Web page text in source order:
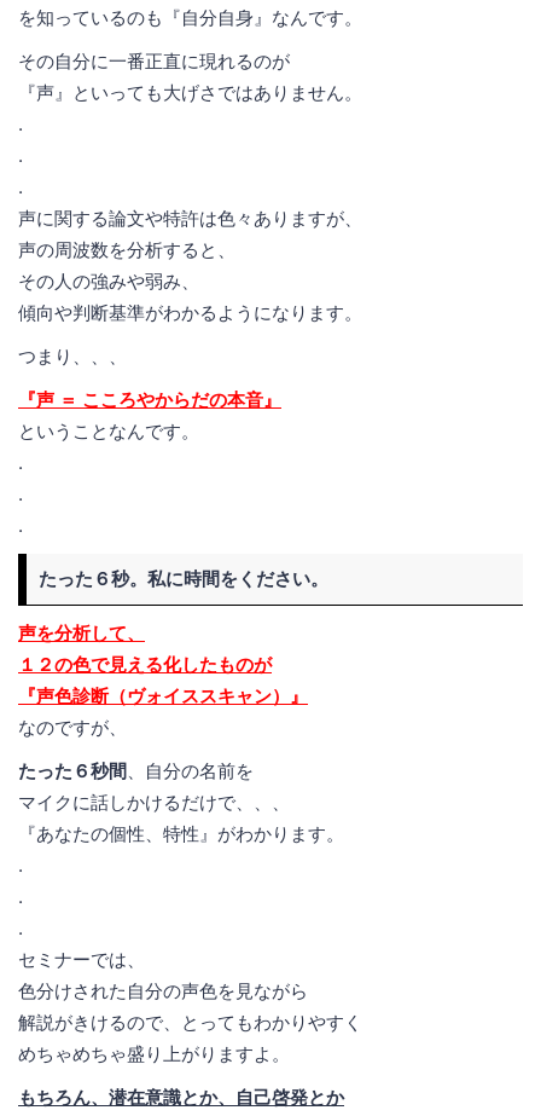
を知っているのも『自分自身』なんです。
その自分に一番正直に現れるのが
『声』といっても大げさではありません。
.
.
.
声に関する論文や特許は色々ありますが、
声の周波数を分析すると、
その人の強みや弱み、
傾向や判断基準がわかるようになります。
つまり、、、
『声 ＝ こころやからだの本音』
ということなんです。
.
.
.
たった６秒。私に時間をください。
声を分析して、
１２の色で見える化したものが
『声色診断（ヴォイススキャン）』
なのですが、
たった６秒間 、自分の名前を
マイクに話しかけるだけで、、、
『あなたの個性、特性』がわかります。
.
.
.
セミナーでは、
色分けされた自分の声色を見ながら
解説がきけるので、とってもわかりやすく
めちゃめちゃ盛り上がりますよ。
もちろん、潜在意識とか、自己啓発とか